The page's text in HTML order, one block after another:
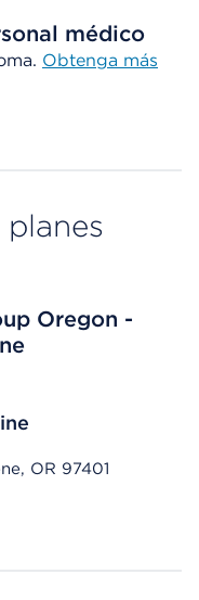
médico
Obtenga más
Oregon -
OR 97401
on mobile devices